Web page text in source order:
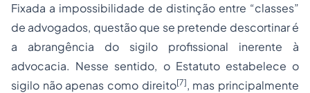
Fixada a impossibilidade de distinção entre “classes”
de advogados, questão que se pretende descortinar é
a abrangência do sigilo profissional inerente à
advocacia. Nesse sentido, o Estatuto estabelece o
sigilo não apenas como direito[7], mas principalmente